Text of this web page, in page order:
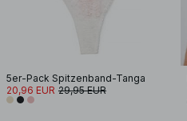
5er-Pack Spitzenband-Tanga
20,96 EUR 29,95 EUR